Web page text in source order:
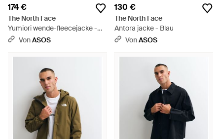
174 €
The North Face
Yumiori wende-fleecejacke -
GrauVonASOS
130 €
The North Face
Antora jacke - Blau
VonASOS